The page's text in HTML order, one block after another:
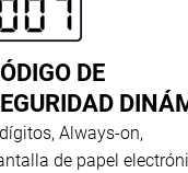
DE
Always-on,
de papel